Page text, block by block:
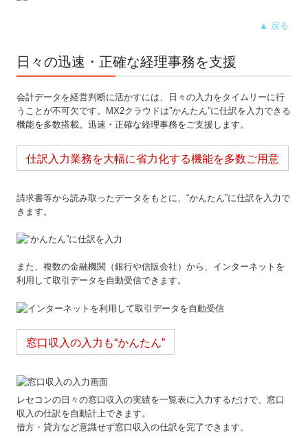
▲ 戻る
日々の迅速・正確な経理事務を支援
会計データを経営判断に活かすには、日々の入力をタイムリーに行
うことが不可欠です。MX2クラウドは”かんたん”に仕訳を入力できる
機能を多数搭載。迅速・正確な経理事務をご支援します。
仕訳入力業務を大幅に省力化する機能を多数ご用意
請求書等から読み取ったデータをもとに、“かんたん”に仕訳を入力で
きます。
また、複数の金融機関（銀行や信販会社）から、インターネットを
利用して取引データを自動受信できます。
窓口収入の入力も“かんたん”
レセコンの日々の窓口収入の実績を一覧表に入力するだけで、窓口
収入の仕訳を自動計上できます。
借方・貸方など意識せず窓口収入の仕訳を完了できます。